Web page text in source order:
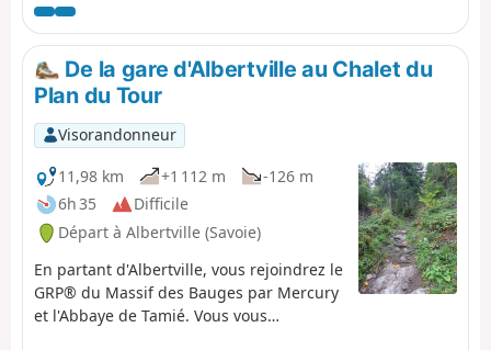
de Tarentaise, pour ensuite rejoindre le
Refuge du Soplat des Nants. Celui-ci est
idéalement positionné à proximité du
Tour du Beaufortain avec une belle vue
sur Albertville et sur le parc olympique.
Randonnée à faire de mai à novembre :
risques d’avalanche en période hivernale
au-dessus de 1100 m d’altitude.
De la gare d'Albertville au Chalet du
Plan du Tour
Visorandonneur
11,98 km
+1 112 m
-126 m
6h 35
Difficile
Départ à Albertville (Savoie)
En partant d'Albertville, vous rejoindrez le
GRP® du Massif des Bauges par Mercury
et l'Abbaye de Tamié. Vous vous